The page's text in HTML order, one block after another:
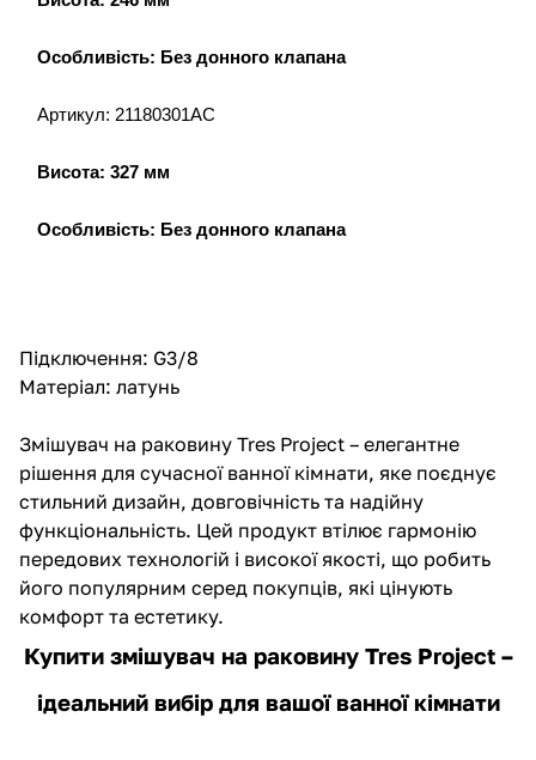
Особливість: Без донного клапана
Артикул: 21180301AC
Висота: 327 мм
Особливість: Без донного клапана
Підключення: G3/8
Матеріал: латунь
Змішувач на раковину Tres Project – елегантне
рішення для сучасної ванної кімнати, яке поєднує
стильний дизайн, довговічність та надійну
функціональність. Цей продукт втілює гармонію
передових технологій і високої якості, що робить
його популярним серед покупців, які цінують
комфорт та естетику.
Купити змішувач на раковину Tres Project –
ідеальний вибір для вашої ванної кімнати